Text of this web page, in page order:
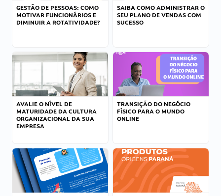
GESTÃO DE PESSOAS: COMO
MOTIVAR FUNCIONÁRIOS E
DIMINUIR A ROTATIVIDADE?
SAIBA COMO ADMINISTRAR O
SEU PLANO DE VENDAS COM
SUCESSO
AVALIE O NÍVEL DE
MATURIDADE DA CULTURA
ORGANIZACIONAL DA SUA
EMPRESA
TRANSIÇÃO DO NEGÓCIO
FÍSICO PARA O MUNDO
ONLINE